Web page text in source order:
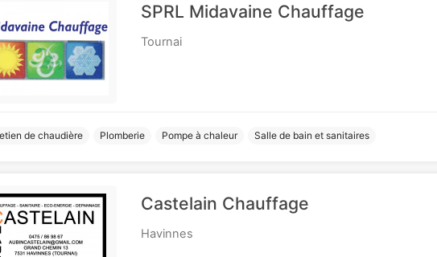
SPRL Midavaine Chauffage
Tournai
de chaudière Plomberie Pompe à chaleur Salle de bain et sanitaires
Castelain Chauffage
Havinnes